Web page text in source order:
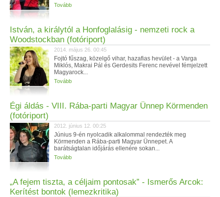
Tovább
István, a királytól a Honfoglalásig - nemzeti rock a
Woodstockban (fotóriport)
2014. május 26. 00:45
Fojtó fűszag, közelgő vihar, hazafias hevület - a Varga
Miklós, Makrai Pál és Gerdesits Ferenc nevével fémjelzett
Magyarock...
Tovább
Égi áldás - VIII. Rába-parti Magyar Ünnep Körmenden
(fotóriport)
2012. június 12. 00:25
Június 9-én nyolcadik alkalommal rendezték meg
Körmenden a Rába-parti Magyar Ünnepet. A
barátságtalan időjárás ellenére sokan...
Tovább
„A fejem tiszta, a céljaim pontosak” - Ismerős Arcok:
Kerítést bontok (lemezkritika)